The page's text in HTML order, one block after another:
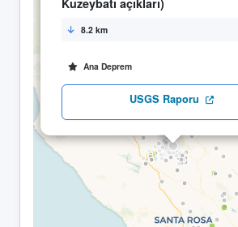
8.2 km
Ana Deprem
USGS Raporu